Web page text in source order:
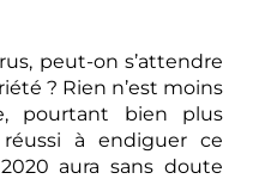
peut-on s’attendre
? Rien n’est moins
pourtant bien plus
réussi à endiguer ce
aura sans doute